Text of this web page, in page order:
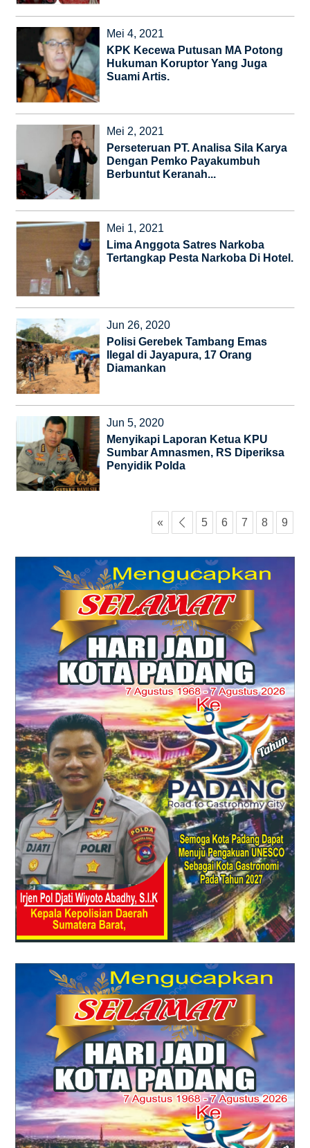
Mei 4, 2021
KPK Kecewa Putusan MA Potong
Hukuman Koruptor Yang Juga
Suami Artis.
Mei 2, 2021
Perseteruan PT. Analisa Sila Karya
Dengan Pemko Payakumbuh
Berbuntut Keranah...
Mei 1, 2021
Lima Anggota Satres Narkoba
Tertangkap Pesta Narkoba Di Hotel.
Jun 26, 2020
Polisi Gerebek Tambang Emas
Ilegal di Jayapura, 17 Orang
Diamankan
Jun 5, 2020
Menyikapi Laporan Ketua KPU
Sumbar Amnasmen, RS Diperiksa
Penyidik Polda
« ‹ 5 6 7 8 9